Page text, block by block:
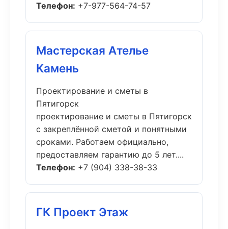
Телефон: +7-977-564-74-57
Мастерская Ателье
Камень
Проектирование и сметы в
Пятигорск
проектирование и сметы в Пятигорск
с закреплённой сметой и понятными
сроками. Работаем официально,
предоставляем гарантию до 5 лет....
Телефон: +7 (904) 338-38-33
ГК Проект Этаж